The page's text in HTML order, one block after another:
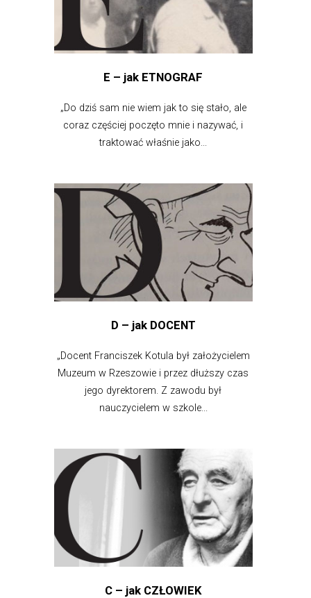
E – jak ETNOGRAF
„Do dziś sam nie wiem jak to się stało, ale
coraz częściej poczęto mnie i nazywać, i
traktować właśnie jako...
D – jak DOCENT
„Docent Franciszek Kotula był założycielem
Muzeum w Rzeszowie i przez dłuższy czas
jego dyrektorem. Z zawodu był
nauczycielem w szkole...
C – jak CZŁOWIEK